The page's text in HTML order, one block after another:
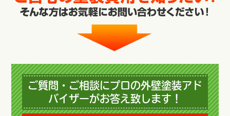
ご質問・ご相談にプロの外壁塗装アド
バイザーがお答え致します！